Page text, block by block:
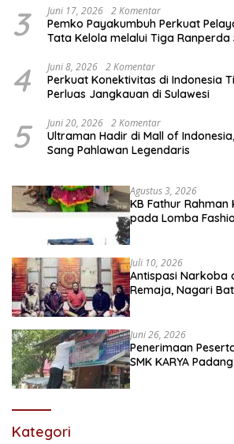
3 Juni 17, 2026 2 Komentar
Pemko Payakumbuh Perkuat
Tata Kelola melalui Tiga Ranperda
4 Juni 8, 2026 2 Komentar
Perkuat Konektivitas di Indonesia
Perluas Jangkauan di Sulawesi
5 Juni 20, 2026 2 Komentar
Ultraman Hadir di Mall of
Sang Pahlawan Legendaris
Agustus 3, 2026
KB Fathur
pada Lomba
Juli 10, 2026
Antispasi Narkoba
Remaja, Nagari
Juni 26, 2026
Penerimaan
SMK KARYA
Kategori